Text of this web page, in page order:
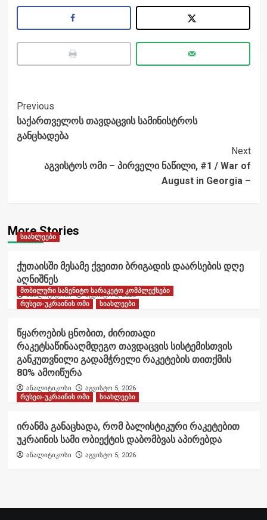
Post
Navigation
Previous
საქართველოს თავდაცვის სამინისტროს
განცხადება
Next
აგვისტოს ომი – პირველი ნაწილი, #1 / War of
August in Georgia –
More Stories
სიახლეები
ქუთაისში მესამე ქვეითი ბრიგადის დაარსების დღე
აღნიშნეს
ანალიტიკოსი აგვისტო 6, 2026
მობილური საზენიტო სარაკეტო კომპლექსები
რუსეთ-უკრაინის ომი
სიახლეები
წყაროების ცნობით, ძირითადი
რაკეტსაწინააღმდეგო თავდაცვის სისტემისთვის
განკუთვნილი გადამჭრელი რაკეტების თითქმის
80% ამოიწურა
ანალიტიკოსი
აგვისტო 5, 2026
რუსეთ-უკრაინის ომი
სიახლეები
ირანმა განაცხადა, რომ ბალისტიკური რაკეტებით
უკრაინის სამი ობიექტის დაბომბვას აპირებდა
ანალიტიკოსი აგვისტო 5, 2026